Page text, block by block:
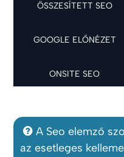
ÖSSZESÍTETT SEO
GOOGLE ELŐNÉZET
ONSITE SEO
A Seo elemző
az esetleges